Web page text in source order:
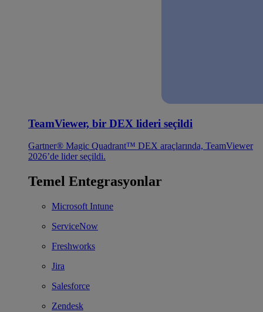
TeamViewer, bir DEX lideri seçildi
Gartner® Magic Quadrant™ DEX araçlarında, TeamViewer
2026’de lider seçildi.
Temel Entegrasyonlar
Microsoft Intune
ServiceNow
Freshworks
Jira
Salesforce
Zendesk